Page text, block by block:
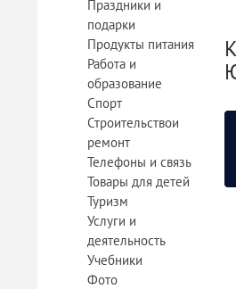
Праздники и
подарки
Продукты питания
Работа и
образование
Спорт
Строительствои
ремонт
Телефоны и связь
Товары для детей
Туризм
Услуги и
деятельность
Учебники
Фото